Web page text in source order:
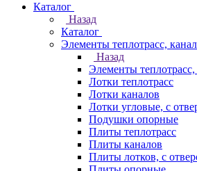
Каталог
Назад
Каталог
Элементы теплотрасс,
Назад
Элементы теплотрасс,
Лотки теплотрасс
Лотки каналов
Лотки угловые, с
Подушки опорные
Плиты теплотрасс
Плиты каналов
Плиты лотков, с